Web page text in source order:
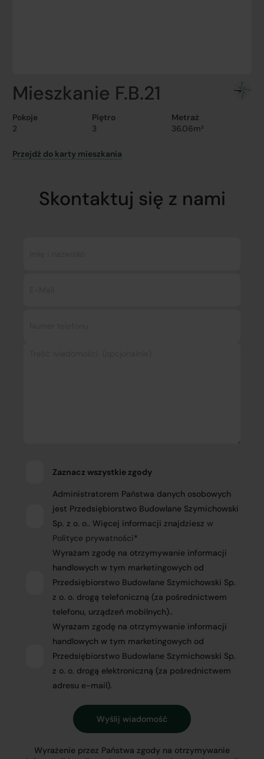
Mieszkanie F.B.21
Pokoje
2
Piętro
3
Metraż
36.06m²
Przejdź do karty mieszkania
Skontaktuj się z nami
Zaznacz wszystkie zgody
Administratorem Państwa danych osobowych
jest Przedsiębiorstwo Budowlane Szymichowski
Sp. z o. o.. Więcej informacji znajdziesz w
Polityce prywatności*
Wyrażam zgodę na otrzymywanie informacji
handlowych w tym marketingowych od
Przedsiębiorstwo Budowlane Szymichowski Sp.
z o. o. drogą telefoniczną (za pośrednictwem
telefonu, urządzeń mobilnych)..
Wyrażam zgodę na otrzymywanie informacji
handlowych w tym marketingowych od
Przedsiębiorstwo Budowlane Szymichowski Sp.
z o. o. drogą elektroniczną (za pośrednictwem
adresu e-mail).
Wyrażenie przez Państwa zgody na otrzymywanie